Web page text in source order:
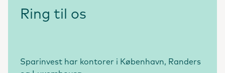
Ring til os
Sparinvest har kontorer i København, Randers